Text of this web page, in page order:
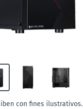
con fines ilustrativos.